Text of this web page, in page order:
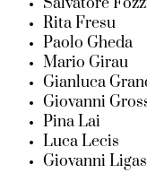
Rita Fresu
Paolo Gheda
Mario Girau
Gianluca
Giovanni
Pina Lai
Luca Lecis
Giovanni Ligas